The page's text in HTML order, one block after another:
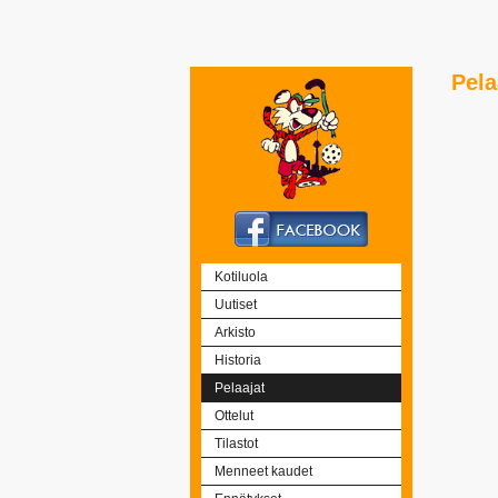
Kotiluola
Uutiset
Arkisto
Historia
Pelaajat
Ottelut
Tilastot
Menneet kaudet